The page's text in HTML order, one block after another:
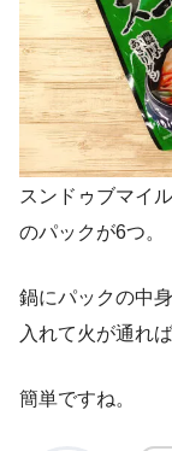
スンドゥブマイ
のパックが6つ。
鍋にパックの中
入れて火が通れ
簡単ですね。